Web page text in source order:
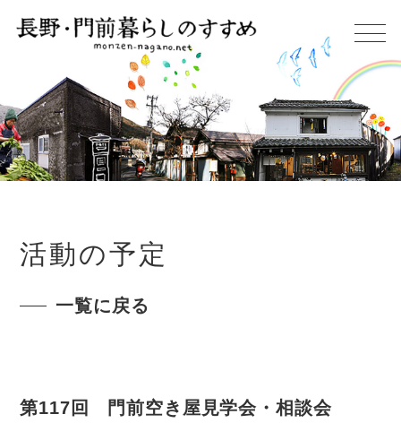
活動の予定
一覧に戻る
第117回 門前空き屋見学会・相談会